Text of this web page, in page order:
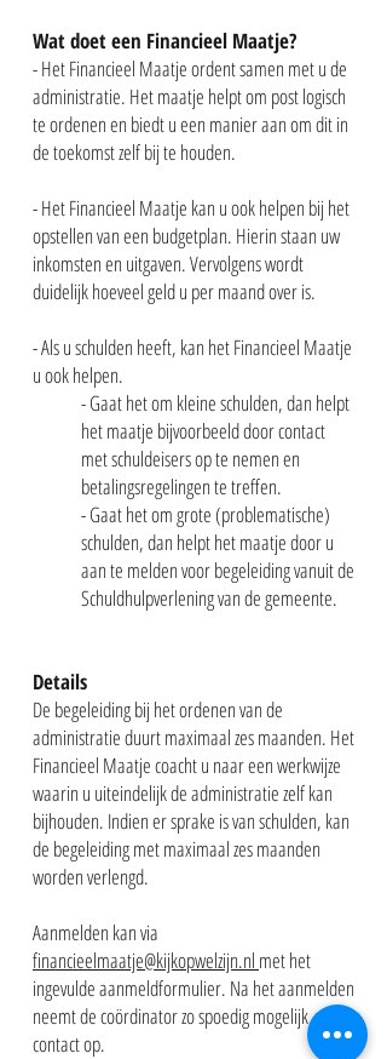
Wat doet een Financieel Maatje?
- Het Financieel Maatje ordent samen met u de
administratie. Het maatje helpt om post logisch
te ordenen en biedt u een manier aan om dit in
de toekomst zelf bij te houden.
- Het Financieel Maatje kan u ook helpen bij het
opstellen van een budgetplan. Hierin staan uw
inkomsten en uitgaven. Vervolgens wordt
duidelijk hoeveel geld u per maand over is.
- Als u schulden heeft, kan het Financieel Maatje
u ook helpen.
- Gaat het om kleine schulden, dan helpt
het maatje bijvoorbeeld door contact
met schuldeisers op te nemen en
betalingsregelingen te treffen.
- Gaat het om grote (problematische)
schulden, dan helpt het maatje door u
aan te melden voor begeleiding vanuit de
Schuldhulpverlening van de gemeente.
Details
De begeleiding bij het ordenen van de
administratie duurt maximaal zes maanden. Het
Financieel Maatje coacht u naar een werkwijze
waarin u uiteindelijk de administratie zelf kan
bijhouden. Indien er sprake is van schulden, kan
de begeleiding met maximaal zes maanden
worden verlengd.
Aanmelden kan via
financieelmaatje@kijkopwelzijn.nl met het
ingevulde aanmeldformulier. Na het aanmelden
neemt de coördinator zo spoedig mogelijk
contact op.